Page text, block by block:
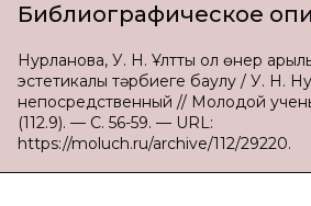
Библиографическое
Нурланова, У. Н. Ұлттық қол өнер
эстетикалық тәрбиеге баулу / У. Н.
непосредственный // Молодой
(112.9). — С. 56-59. — URL:
https://moluch.ru/archive/112/29220.